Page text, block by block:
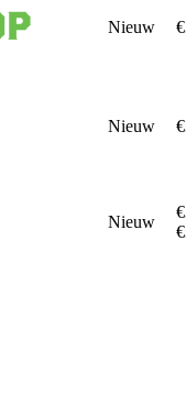
Nieuw
Nieuw
Nieuw